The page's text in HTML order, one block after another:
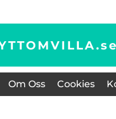
se
Om Oss Cookies